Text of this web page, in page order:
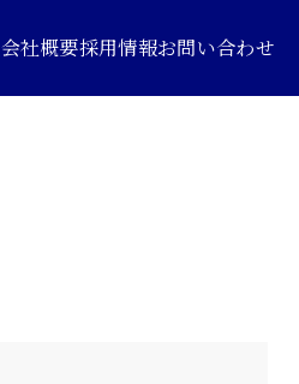
会社概要採用情報お問い合わせ